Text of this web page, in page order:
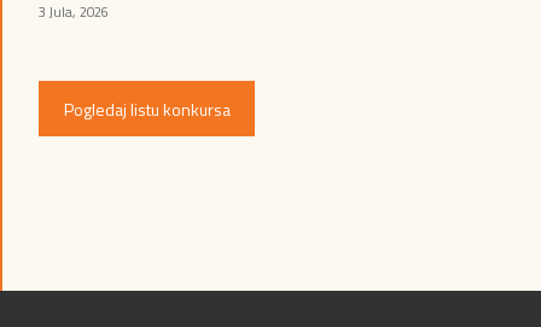
3 Jula, 2026
Pogledaj listu konkursa